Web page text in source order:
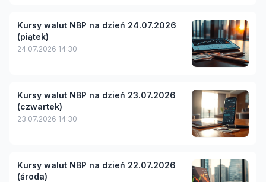
Kursy walut NBP na dzień 24.07.2026
(piątek)
24.07.2026 14:30
Kursy walut NBP na dzień 23.07.2026
(czwartek)
23.07.2026 14:30
Kursy walut NBP na dzień 22.07.2026
(środa)